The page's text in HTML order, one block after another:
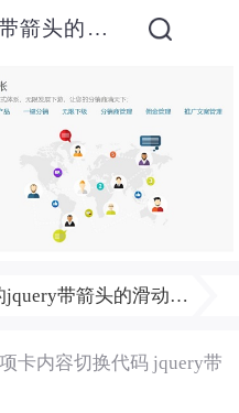
橙色的jquery带箭头的滑动选项卡内容切换代码 jquery带箭头的滑动选项卡源码
橙色的jquery带箭头的滑动选项卡内容切换代码 jquery带箭头的滑动选项卡源码
卡内容切换代码 jquery带